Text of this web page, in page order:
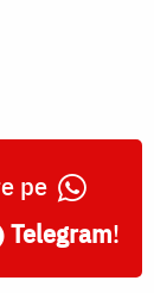
pe
Telegram!